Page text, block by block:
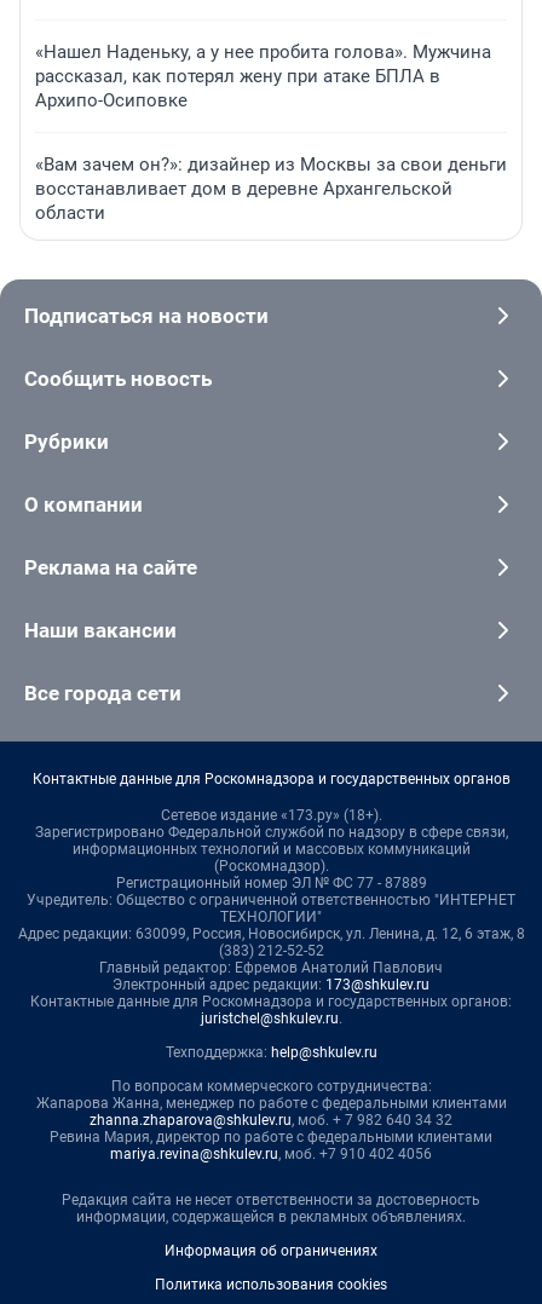
«Нашел Наденьку, а у нее пробита голова». Мужчина
рассказал, как потерял жену при атаке БПЛА в
Архипо-Осиповке
«Вам зачем он?»: дизайнер из Москвы за свои деньги
восстанавливает дом в деревне Архангельской
области
Подписаться на новости
Сообщить новость
Рубрики
О компании
Реклама на сайте
Наши вакансии
Все города сети
Контактные данные для Роскомнадзора и государственных органов
Сетевое издание «173.ру» (18+).
Зарегистрировано Федеральной службой по надзору в сфере связи,
информационных технологий и массовых коммуникаций
(Роскомнадзор).
Регистрационный номер ЭЛ № ФС 77 - 87889
Учредитель: Общество с ограниченной ответственностью "ИНТЕРНЕТ
ТЕХНОЛОГИИ"
Адрес редакции: 630099, Россия, Новосибирск, ул. Ленина, д. 12, 6 этаж, 8
(383) 212-52-52
Главный редактор: Ефремов Анатолий Павлович
Электронный адрес редакции: 173@shkulev.ru
Контактные данные для Роскомнадзора и государственных органов:
juristchel@shkulev.ru.
Техподдержка: help@shkulev.ru
По вопросам коммерческого сотрудничества:
Жапарова Жанна, менеджер по работе с федеральными клиентами
zhanna.zhaparova@shkulev.ru, моб. + 7 982 640 34 32
Ревина Мария, директор по работе с федеральными клиентами
mariya.revina@shkulev.ru, моб. +7 910 402 4056
Редакция сайта не несет ответственности за достоверность
информации, содержащейся в рекламных объявлениях.
Информация об ограничениях
Политика использования cookies